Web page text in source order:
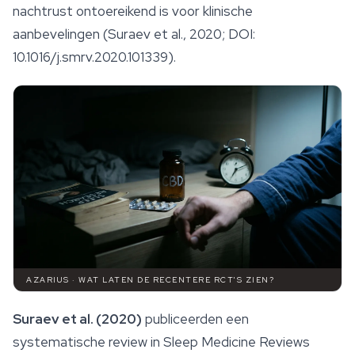
nachtrust ontoereikend is voor klinische
aanbevelingen (Suraev et al., 2020; DOI:
10.1016/j.smrv.2020.101339).
AZARIUS · WAT LATEN DE RECENTERE RCT'S ZIEN?
Suraev et al. (2020) publiceerden een
systematische review in Sleep Medicine Reviews